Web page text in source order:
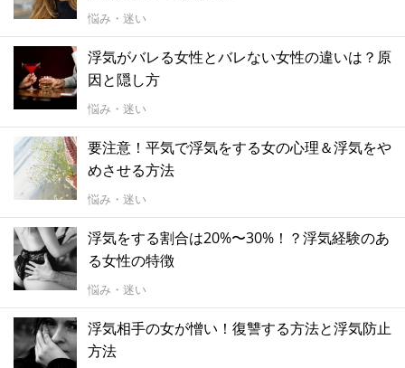
悩み・迷い
浮気がバレる女性とバレない女性の違いは？原
因と隠し方
悩み・迷い
要注意！平気で浮気をする女の心理＆浮気をや
めさせる方法
悩み・迷い
浮気をする割合は20%〜30%！？浮気経験のあ
る女性の特徴
悩み・迷い
浮気相手の女が憎い！復讐する方法と浮気防止
方法